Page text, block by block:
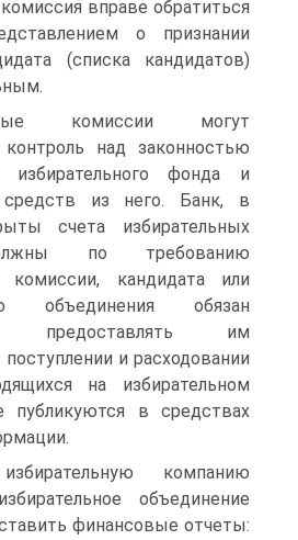
вправе обратиться
о признании
(списка кандидатов)
комиссии могут
над законностью
избирательного фонда и
средств из него. Банк, в
счета избирательных
по требованию
комиссии, кандидата или
объединения обязан
предоставлять им
и расходовании
на избирательном
публикуются в средствах
компанию
объединение
финансовые отчеты: